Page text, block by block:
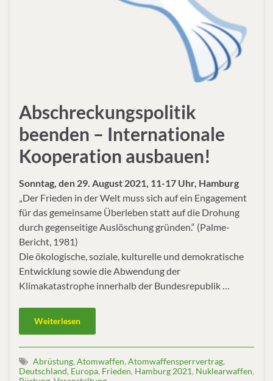
Abschreckungspolitik
beenden – Internationale
Kooperation ausbauen!
Sonntag, den 29. August 2021, 11-17 Uhr, Hamburg
„Der Frieden in der Welt muss sich auf ein Engagement
für das gemeinsame Überleben statt auf die Drohung
durch gegenseitige Auslöschung gründen.“ (Palme-
Bericht, 1981)
Die ökologische, soziale, kulturelle und demokratische
Entwicklung sowie die Abwendung der
Klimakatastrophe innerhalb der Bundesrepublik …
Weiterlesen
Abrüstung,Atomwaffen,Atomwaffensperrvertrag,
Deutschland, Europa, Frieden, Hamburg 2021, Nuklearwaffen,